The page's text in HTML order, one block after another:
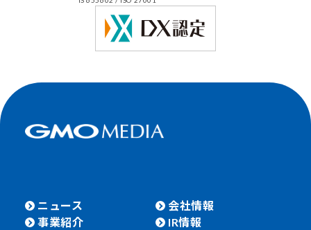
ニュース
事業紹介
会社情報
IR情報